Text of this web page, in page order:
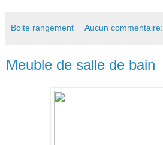
Boite rangement Aucun commentaire:
Meuble de salle de bain